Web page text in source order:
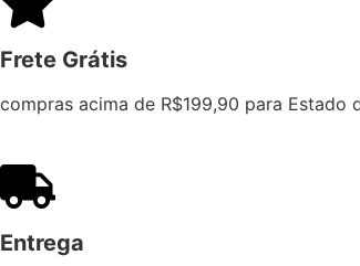
Frete Grátis
compras acima de R$199,90 para Estado
Entrega